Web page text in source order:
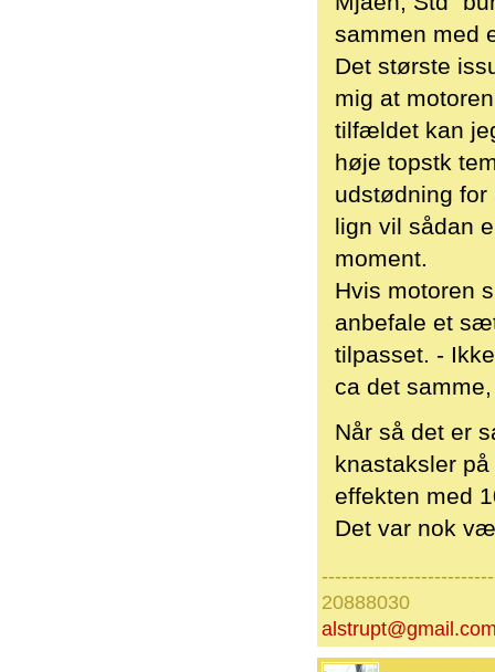
sammen med
Det største
mig at
tilfældet kan
høje topstk
udstødning
lign vil sådan
moment.
Hvis motoren
anbefale et
tilpasset. -
ca det
Når så det er
knastaksler
effekten med
Det var nok
20888030